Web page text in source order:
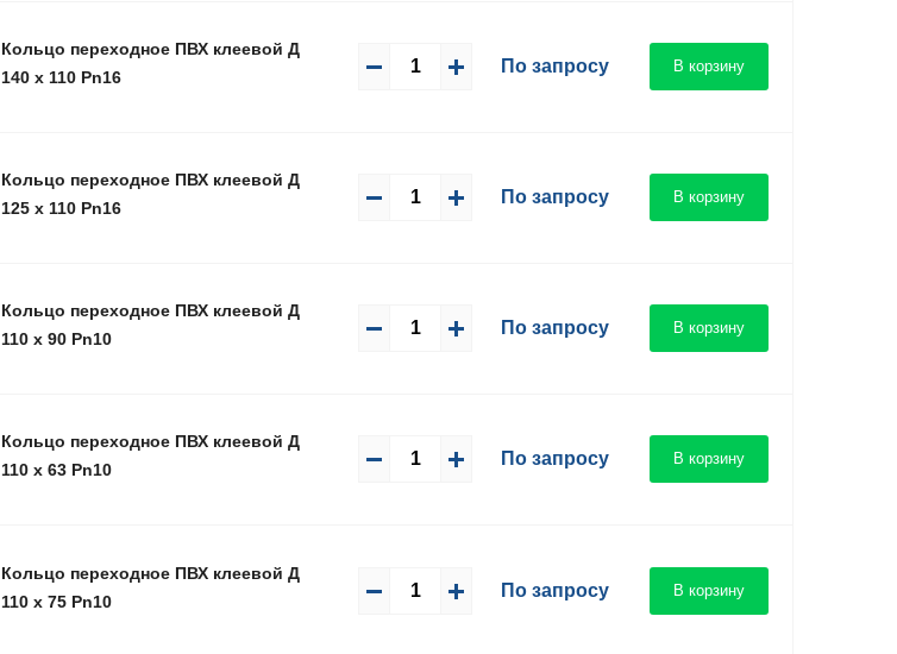
Кольцо переxодное ПВХ клеевой Д
140 x 110 Pn16
По запросу В корзину
Кольцо переxодное ПВХ клеевой Д
125 x 110 Pn16
По запросу В корзину
Кольцо переxодное ПВХ клеевой Д
110 x 90 Pn10
По запросу В корзину
Кольцо переxодное ПВХ клеевой Д
110 x 63 Pn10
По запросу В корзину
Кольцо переxодное ПВХ клеевой Д
110 x 75 Pn10
По запросу В корзину